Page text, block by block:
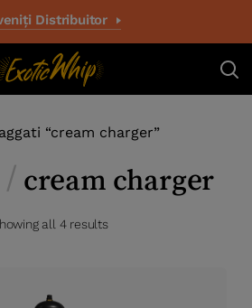
Distribuitor
“cream charger”
/ cream charger
all 4 results